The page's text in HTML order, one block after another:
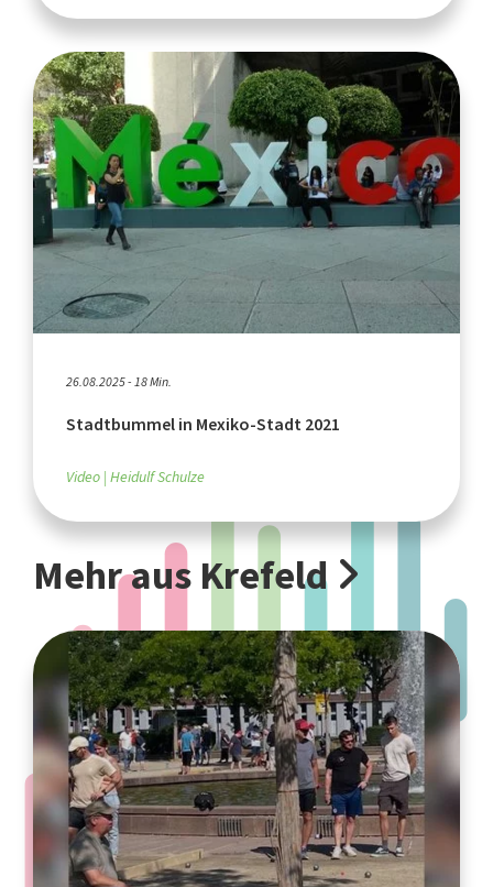
26.08.2025 - 18 Min.
Stadtbummel in Mexiko-Stadt 2021
Video Heidulf Schulze
Mehr aus Krefeld